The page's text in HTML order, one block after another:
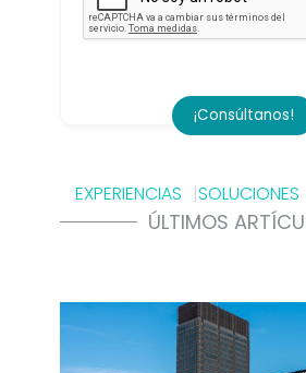
EXPERIENCIAS SOLUCIONES
ÚLTIMOS